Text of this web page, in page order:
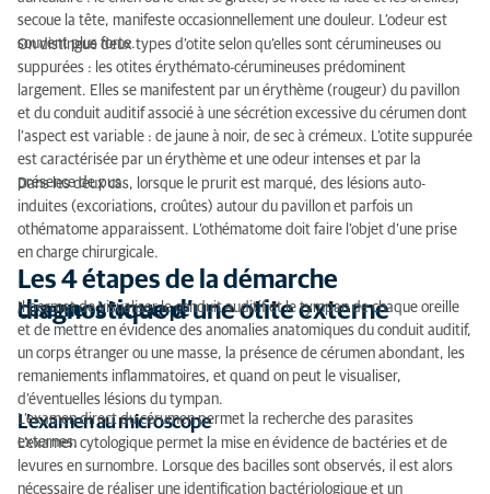
secoue la tête, manifeste occasionnellement une douleur. L’odeur est
souvent plus forte.
On distingue deux types d’otite selon qu’elles sont cérumineuses ou
suppurées : les otites érythémato-cérumineuses prédominent
largement. Elles se manifestent par un érythème (rougeur) du pavillon
et du conduit auditif associé à une sécrétion excessive du cérumen dont
l’aspect est variable : de jaune à noir, de sec à crémeux. L’otite suppurée
est caractérisée par un érythème et une odeur intenses et par la
présence de pus.
Dans les deux cas, lorsque le prurit est marqué, des lésions auto-
induites (excoriations, croûtes) autour du pavillon et parfois un
othématome apparaissent. L’othématome doit faire l’objet d’une prise
en charge chirurgicale.
Les 4 étapes de la démarche
diagnostique d’une otite externe
L’examen à l’otoscope
Il permet de visualiser le conduit auditif et le tympan de chaque oreille
et de mettre en évidence des anomalies anatomiques du conduit auditif,
un corps étranger ou une masse, la présence de cérumen abondant, les
remaniements inflammatoires, et quand on peut le visualiser,
d’éventuelles lésions du tympan.
L’examen au microscope
L’examen direct du cérumen permet la recherche des parasites
externes.
L’examen cytologique permet la mise en évidence de bactéries et de
levures en surnombre. Lorsque des bacilles sont observés, il est alors
nécessaire de réaliser une identification bactériologique et un